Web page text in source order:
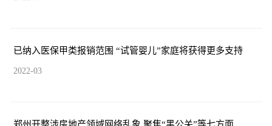
已纳入医保甲类报销范围 “试管婴儿”家庭将获得更多支持
2022-03